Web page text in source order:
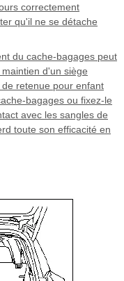
correctement
qu'il ne se détache
du cache-bagages peut
d'un siège
retenue pour enfant
bagages ou fixez-le
avec les sangles de
toute son efficacité en